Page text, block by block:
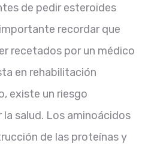
de pedir esteroides
recordar que
recetados por un médico
en rehabilitación
existe un riesgo
salud. Los aminoácidos
de las proteínas y